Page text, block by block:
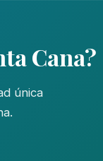
Cana?
única